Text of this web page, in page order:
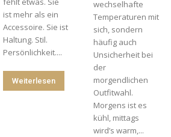
ist mehr als ein
Accessoire. Sie ist
Haltung. Stil.
Persönlichkeit....
Weiterlesen
wechselhafte
Temperaturen mit
sich, sondern
häufig auch
Unsicherheit bei
der
morgendlichen
Outfitwahl.
Morgens ist es
kühl, mittags
wird’s warm,...